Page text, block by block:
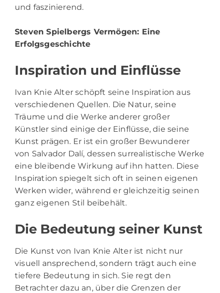
und faszinierend.
Steven Spielbergs Vermögen: Eine
Erfolgsgeschichte
Inspiration und Einflüsse
Ivan Knie Alter schöpft seine Inspiration aus
verschiedenen Quellen. Die Natur, seine
Träume und die Werke anderer großer
Künstler sind einige der Einflüsse, die seine
Kunst prägen. Er ist ein großer Bewunderer
von Salvador Dalí, dessen surrealistische Werke
eine bleibende Wirkung auf ihn hatten. Diese
Inspiration spiegelt sich oft in seinen eigenen
Werken wider, während er gleichzeitig seinen
ganz eigenen Stil beibehält.
Die Bedeutung seiner Kunst
Die Kunst von Ivan Knie Alter ist nicht nur
visuell ansprechend, sondern trägt auch eine
tiefere Bedeutung in sich. Sie regt den
Betrachter dazu an, über die Grenzen der